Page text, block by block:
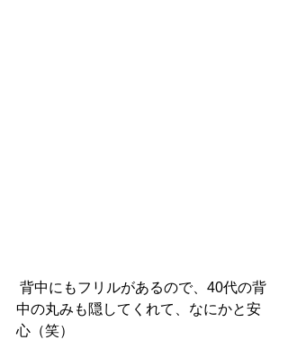
中の丸みも隠してくれて、なにかと安
心（笑）